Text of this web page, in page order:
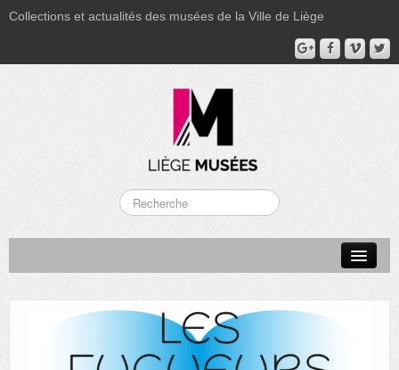
Collections et actualités des musées de la Ville de Liège
MUSÉE DU LUMINAIRE